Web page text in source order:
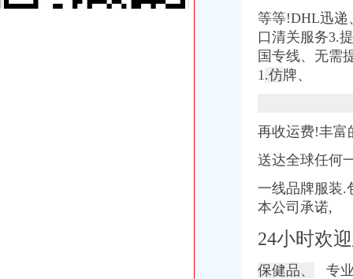
广州机场UPS报关代理_志趣网
香港进口花王眼罩清关到重庆】国际进口物流,价格,厂家,供应
重庆进口美国咖啡清关运输到成都需要多长时间【-成都进出口代理】
【重庆北京天地顺聘货运代理公司】网点,地址,电话,营业时间-大
重庆天地写字楼写字楼出售,底价付6万（企业天地进出口食品超市
等等!DHL迅递
口清关服务3.
国专线、无需
1.仿牌、
再收运费!丰富
送达全球任何
一线品牌服装.
本公司承诺,
24小时欢
保健品、
专